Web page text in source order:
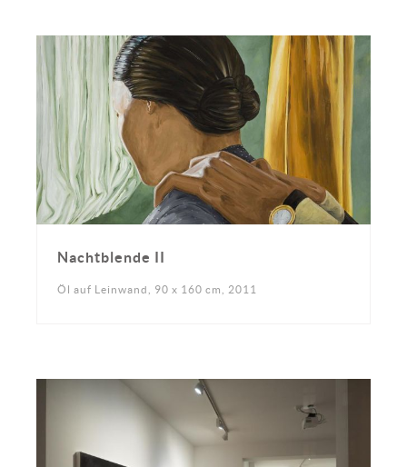
Nachtblende II
Öl auf Leinwand, 90 x 160 cm, 2011